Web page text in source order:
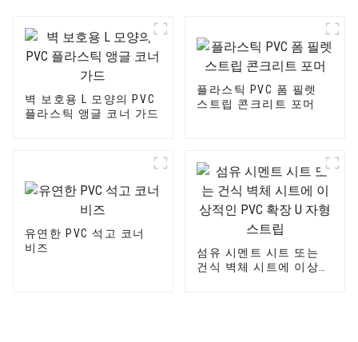
벽 보호용 L 모양의 PVC
플라스틱 앵글 코너 가드
플라스틱 PVC 폼 필렛
스트립 콘크리트 포머
유연한 PVC 석고 코너
비즈
섬유 시멘트 시트 또는
건식 벽체 시트에 이상적